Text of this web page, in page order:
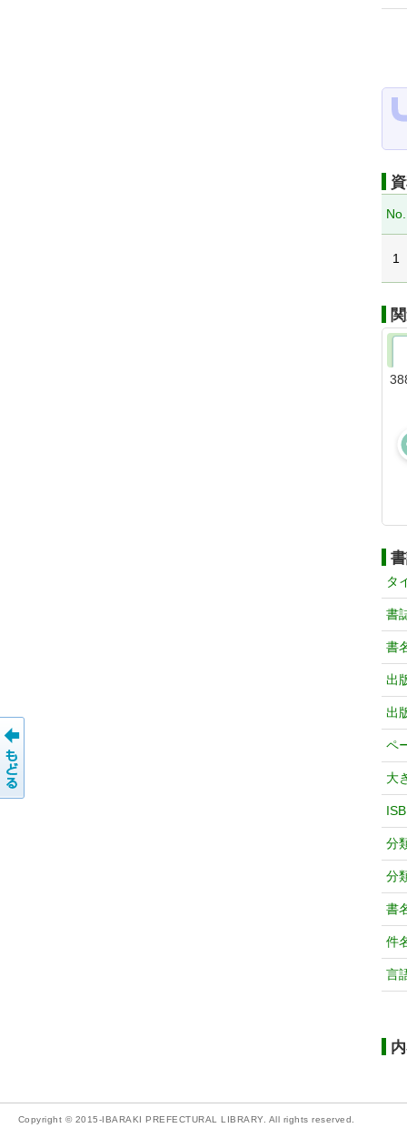
No.
1
タ
書
書
出
出
ペ
大
分
分
書
件
言
Copyright © 2015-IBARAKI PREFECTURAL LIBRARY. All rights reserved.